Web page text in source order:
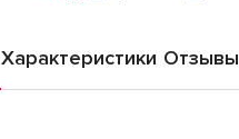
Характеристики Отзывы